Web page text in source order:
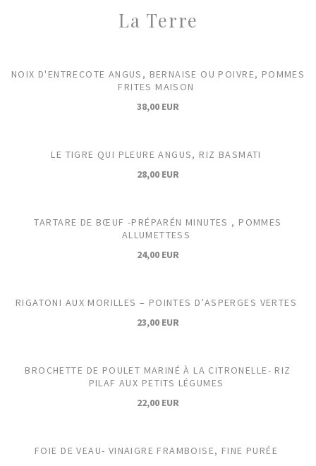
La Terre
NOIX D'ENTRECOTE ANGUS, BERNAISE OU POIVRE, POMMES
FRITES MAISON
38,00 EUR
LE TIGRE QUI PLEURE ANGUS, RIZ BASMATI
28,00 EUR
TARTARE DE BŒUF -PRÉPARÉN MINUTES , POMMES
ALLUMETTESS
24,00 EUR
RIGATONI AUX MORILLES – POINTES D’ASPERGES VERTES
23,00 EUR
BROCHETTE DE POULET MARINÉ À LA CITRONELLE- RIZ
PILAF AUX PETITS LÉGUMES
22,00 EUR
FOIE DE VEAU- VINAIGRE FRAMBOISE, FINE PURÉE